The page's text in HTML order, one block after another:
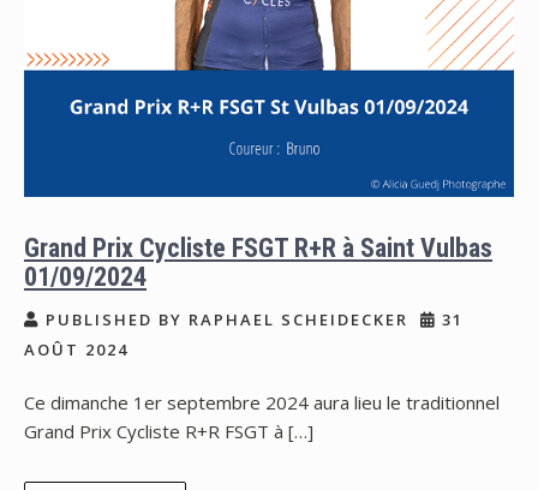
Grand Prix Cycliste FSGT R+R à Saint Vulbas
01/09/2024
PUBLISHED BY RAPHAEL SCHEIDECKER
31
AOÛT 2024
Ce dimanche 1er septembre 2024 aura lieu le traditionnel
Grand Prix Cycliste R+R FSGT à […]